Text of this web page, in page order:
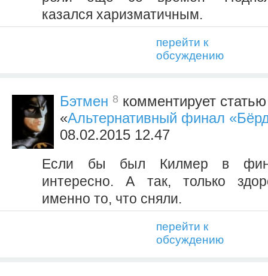
казался харизматичным.
перейти к
обсуждению
Бэтмен 8 комментирует статью
«Альтернативный финал
08.02.2015 12.47
Если бы был Килмер в
интересно. А так, только
именно то, что сняли.
перейти к
обсуждению